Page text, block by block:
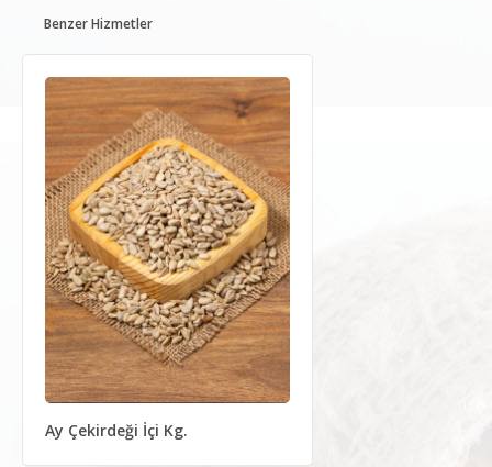
Benzer Hizmetler
Ay Çekirdeği İçi Kg.